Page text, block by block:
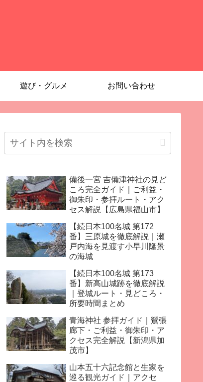
遊び・グルメ お問い合わせ
備後一宮 吉備津神社の見ど
ころ完全ガイド｜ご利益・
御朱印・参拝ルート・アク
セス解説【広島県福山市】
【続日本100名城 第172
番】三原城を徹底解説｜瀬
戸内海を見渡す小早川隆景
の海城
【続日本100名城 第173
番】新高山城跡を徹底解説
｜登城ルート・見どころ・
所要時間まとめ
青海神社 参拝ガイド｜鶯張
廊下・ご利益・御朱印・ア
クセス完全解説【新潟県加
茂市】
山本五十六記念館と生家を
巡る観光ガイド｜アクセ